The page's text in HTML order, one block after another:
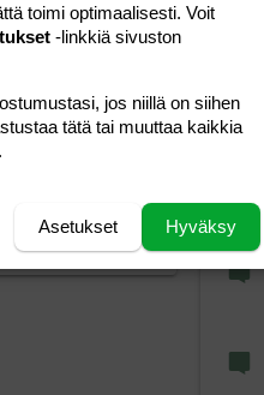
Lähetä vastaus
toimi optimaalisesti. Voit
-linkkiä sivuston
jos niillä on siihen
tätä tai muuttaa kaikkia
Hyväksy
Asetukset